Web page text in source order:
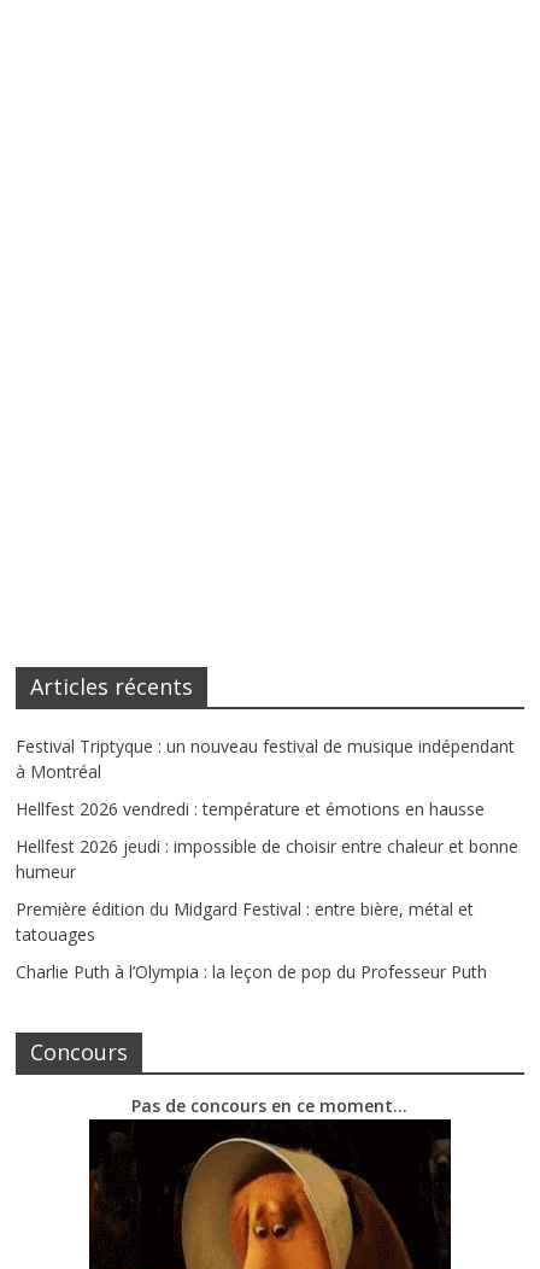
Articles récents
Festival Triptyque : un nouveau festival de musique indépendant
à Montréal
Hellfest 2026 vendredi : température et émotions en hausse
Hellfest 2026 jeudi : impossible de choisir entre chaleur et bonne
humeur
Première édition du Midgard Festival : entre bière, métal et
tatouages
Charlie Puth à l’Olympia : la leçon de pop du Professeur Puth
Concours
Pas de concours en ce moment…